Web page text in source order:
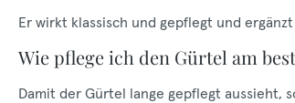
Er wirkt klassisch und gepflegt und
Wie pflege ich den Gürtel am
Damit der Gürtel lange gepflegt aussieht,